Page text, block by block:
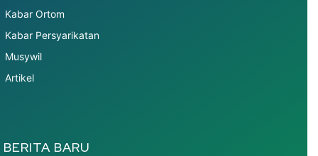
Kabar Ortom
Kabar Persyarikatan
Musywil
Artikel
BERITA BARU